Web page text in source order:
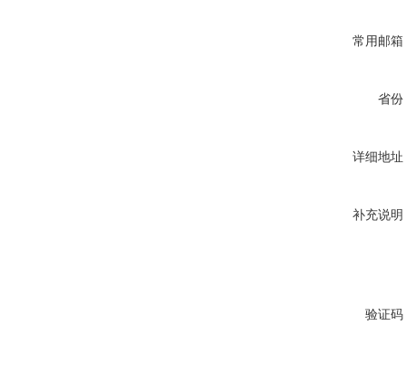
常用邮箱
省份
详细地址
补充说明
验证码